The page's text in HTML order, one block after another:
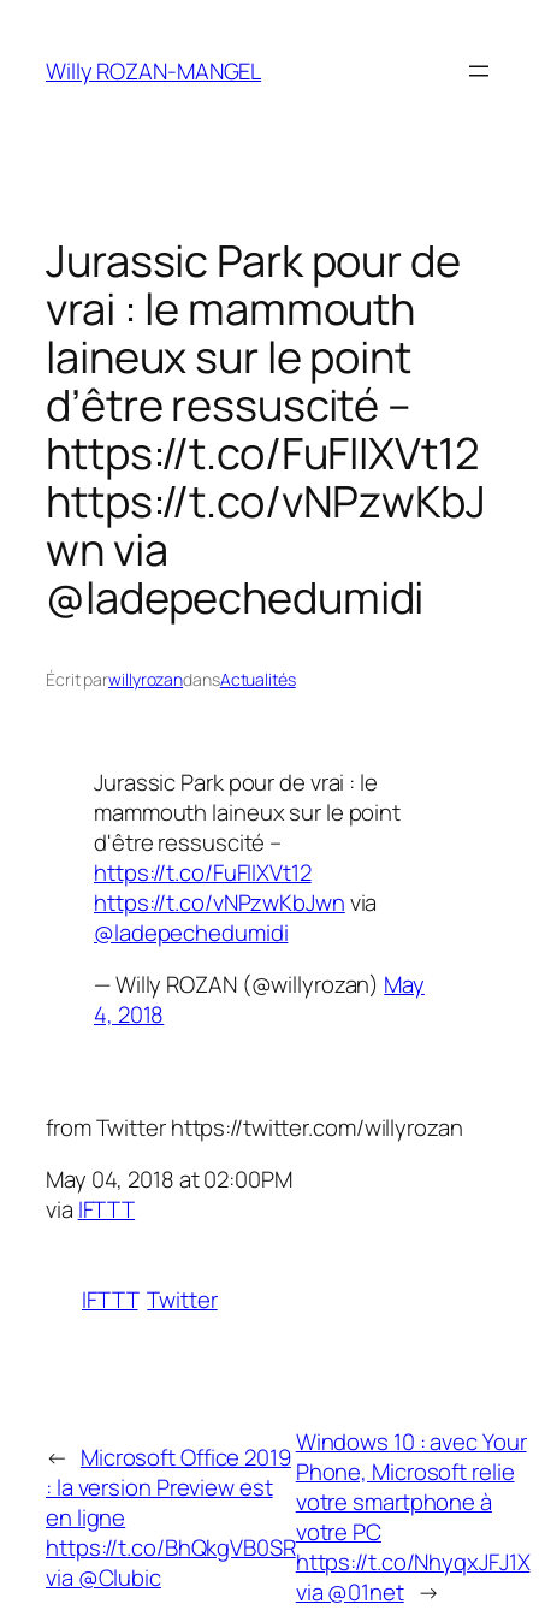
contenu
Willy ROZAN-MANGEL
Jurassic Park pour de
vrai : le mammouth
laineux sur le point
d’être ressuscité –
https://t.co/FuFIIXVt12
https://t.co/vNPzwKbJ
wn via
@ladepechedumidi
Écrit parwillyrozandansActualités
Jurassic Park pour de vrai : le
mammouth laineux sur le point
d'être ressuscité –
https://t.co/FuFIIXVt12
https://t.co/vNPzwKbJwnvia
@ladepechedumidi
— Willy ROZAN (@willyrozan) May
4, 2018
from Twitter https://twitter.com/willyrozan
May 04, 2018 at 02:00PM
via IFTTT
IFTTT Twitter
← Microsoft Office 2019
: la version Preview est
en ligne
https://t.co/BhQkgVB0SR
via @Clubic
Windows 10 : avec Your
Phone, Microsoft relie
votre smartphone à
votre PC
https://t.co/NhyqxJFJ1X
via @01net →